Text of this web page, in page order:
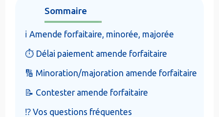
Sommaire
ℹ️ Amende forfaitaire, minorée, majorée
⏱️ Délai paiement amende forfaitaire
🔢 Minoration/majoration amende forfaitaire
📝 Contester amende forfaitaire
⁉️ Vos questions fréquentes